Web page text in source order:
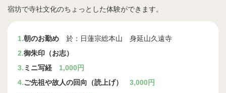
宿坊で寺社文化のちょっとした体験ができます。
1.朝のお勤め 於：日蓮宗総本山 身延山久遠寺
2.御朱印（お志）
3. ミニ写経
1,000円
4.ご先祖や故人の回向（読上げ）
3,000円